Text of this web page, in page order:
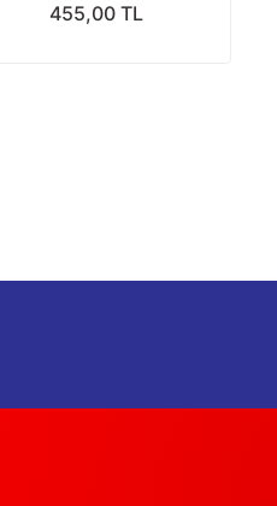
455,00 TL